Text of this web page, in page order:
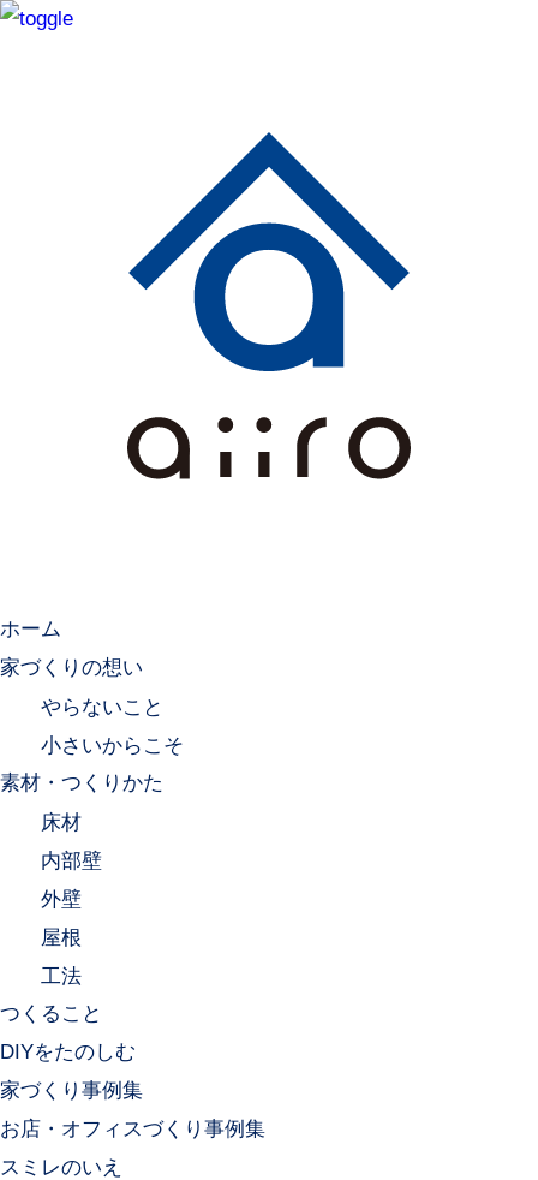
ホーム
家づくりの想い
やらないこと
小さいからこそ
素材・つくりかた
床材
内部壁
外壁
屋根
工法
つくること
DIYをたのしむ
家づくり事例集
お店・オフィスづくり事例集
スミレのいえ